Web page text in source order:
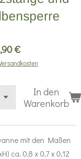
€
In den
Warenkorb
mit den Maßen
ca. 0,8 x 0,7 x 0,12